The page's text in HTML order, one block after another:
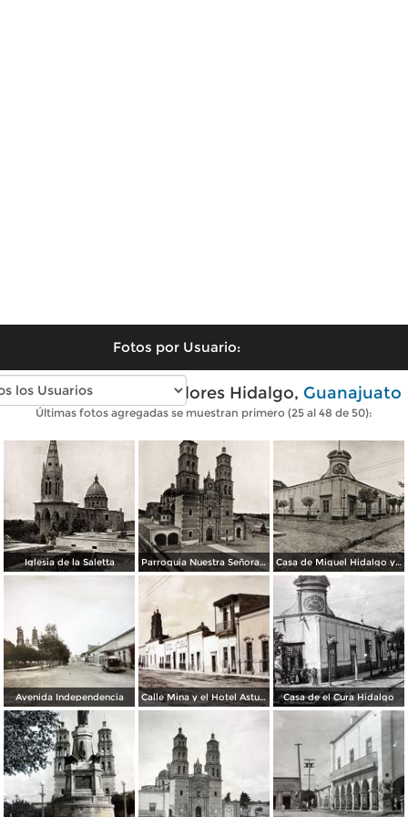
Fotos por Usuario:
Fotos antiguas de Dolores Hidalgo, Guanajuato
Últimas fotos agregadas se muestran primero (25 al 48 de 50):
Iglesia de la Saletta Parroquia Nuestra Señora de Dolores Casa de Miguel Hidalgo y Costilla, Padre de la Patria
Avenida Independencia Calle Mina y el Hotel Asturias Casa de el Cura Hidalgo